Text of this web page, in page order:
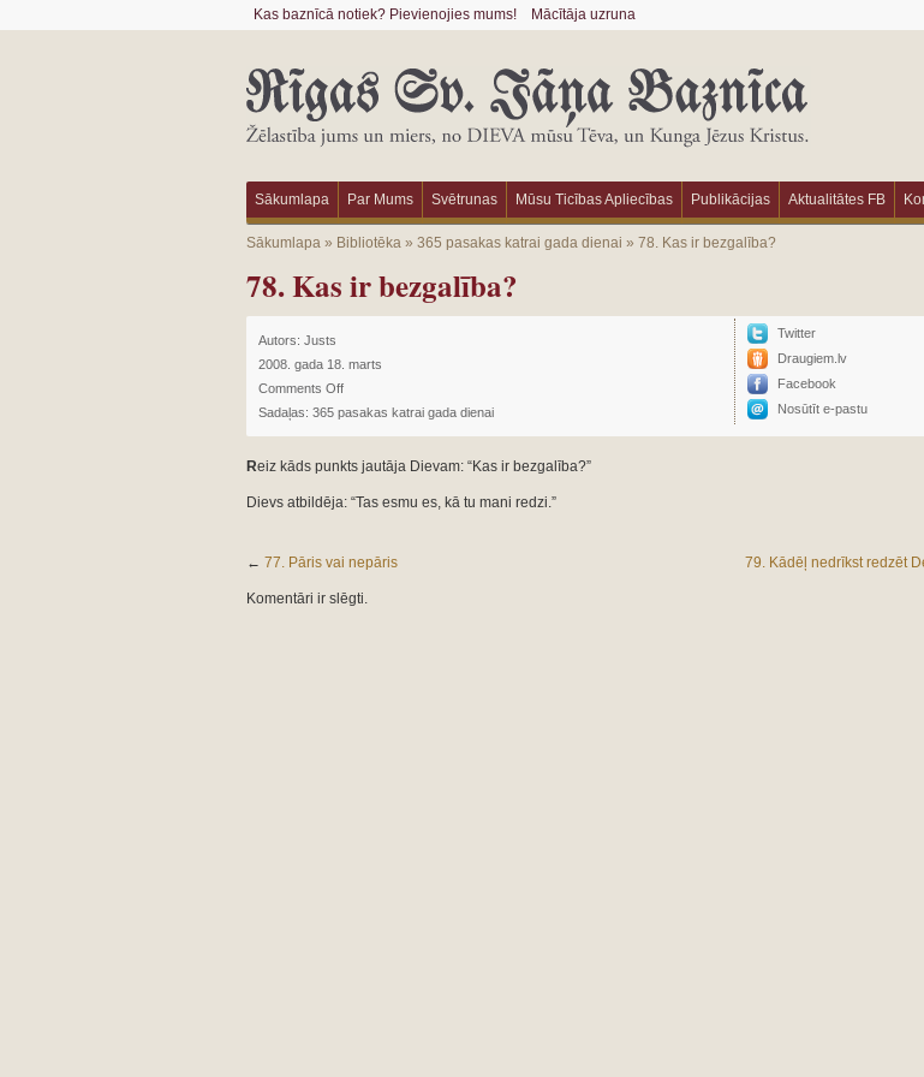
Kas baznīcā notiek? Pievienojies mums! Mācītāja uzruna
Sākumlapa Par Mums Svētrunas Mūsu Ticības Apliecības Publikācijas Aktualitātes FB
Sākumlapa» Bibliotēka» 365 pasakas katrai gada dienai » 78. Kas ir bezgalība?
78. Kas ir bezgalība?
Autors: Justs
2008. gada 18. marts
Comments Off
Sadaļas: 365 pasakas katrai gada dienai
Twitter
Draugiem.lv
Facebook
Nosūtīt e-pastu
Reiz kāds punkts jautāja Dievam: “Kas ir bezgalība?”
Dievs atbildēja: “Tas esmu es, kā tu mani redzi.”
← 77. Pāris vai nepāris 79. Kādēļ nedrīkst redzēt
Komentāri ir slēgti.